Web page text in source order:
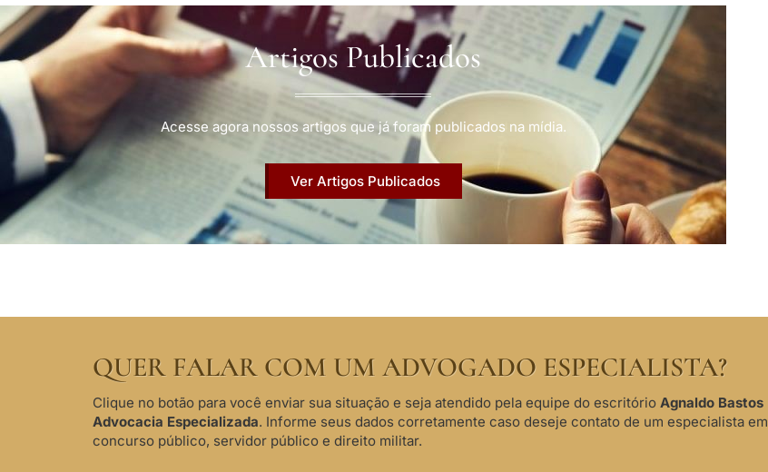
Artigos Publicados
Acesse agora nossos artigos que já foram publicados na mídia.
Ver Artigos Publicados
QUER FALAR COM UM ADVOGADO ESPECIALISTA?
Clique no botão para você enviar sua situação e seja atendido pela equipe do escritório Agnaldo Bastos
Advocacia Especializada. Informe seus dados corretamente caso deseje contato de um especialista em
concurso público, servidor público e direito militar.